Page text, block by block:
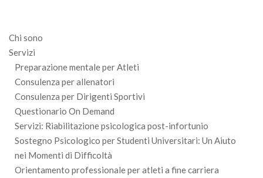
Chi sono
Servizi
Preparazione mentale per Atleti
Consulenza per allenatori
Consulenza per Dirigenti Sportivi
Questionario On Demand
Servizi: Riabilitazione psicologica post-infortunio
Sostegno Psicologico per Studenti Universitari: Un Aiuto
nei Momenti di Difficoltà
Orientamento professionale per atleti a fine carriera